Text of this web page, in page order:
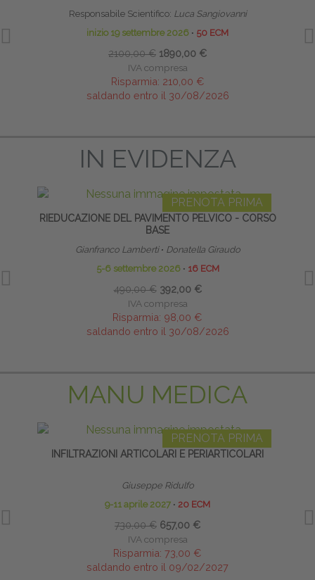
Responsabile Scientifico: Luca Sangiovanni
inizio 19 settembre 2026 ∙ 50 ECM
2100,00 € 1890,00 €
IVA compresa
Risparmia: 210,00 €
saldando entro il 30/08/2026
IN EVIDENZA
PRENOTA PRIMA
RIEDUCAZIONE DEL PAVIMENTO PELVICO - CORSO
BASE
Gianfranco Lamberti ∙ Donatella Giraudo
5-6 settembre 2026 ∙ 16 ECM
490,00 € 392,00 €
IVA compresa
Risparmia: 98,00 €
saldando entro il 30/08/2026
MANU MEDICA
PRENOTA PRIMA
INFILTRAZIONI ARTICOLARI E PERIARTICOLARI
Giuseppe Ridulfo
9-11 aprile 2027 ∙ 20 ECM
730,00 € 657,00 €
IVA compresa
Risparmia: 73,00 €
saldando entro il 09/02/2027